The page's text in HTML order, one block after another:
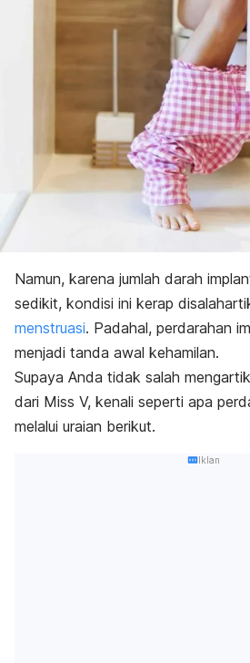
Namun, karena jumlah darah
sedikit, kondisi ini kerap
menstruasi. Padahal, perdarahan
menjadi tanda awal kehamilan.
Supaya Anda tidak salah
dari Miss V, kenali seperti apa
melalui uraian berikut.
Iklan